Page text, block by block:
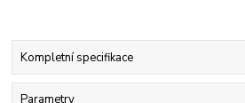
Kompletní specifikace